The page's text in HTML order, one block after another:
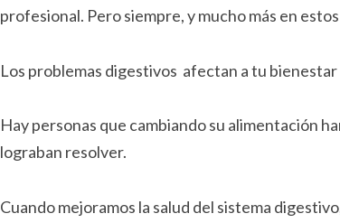
profesional. Pero siempre, y mucho más en
Los problemas digestivos afectan a tu
Hay personas que cambiando su alimentación
lograban resolver.
Cuando mejoramos la salud del sistema